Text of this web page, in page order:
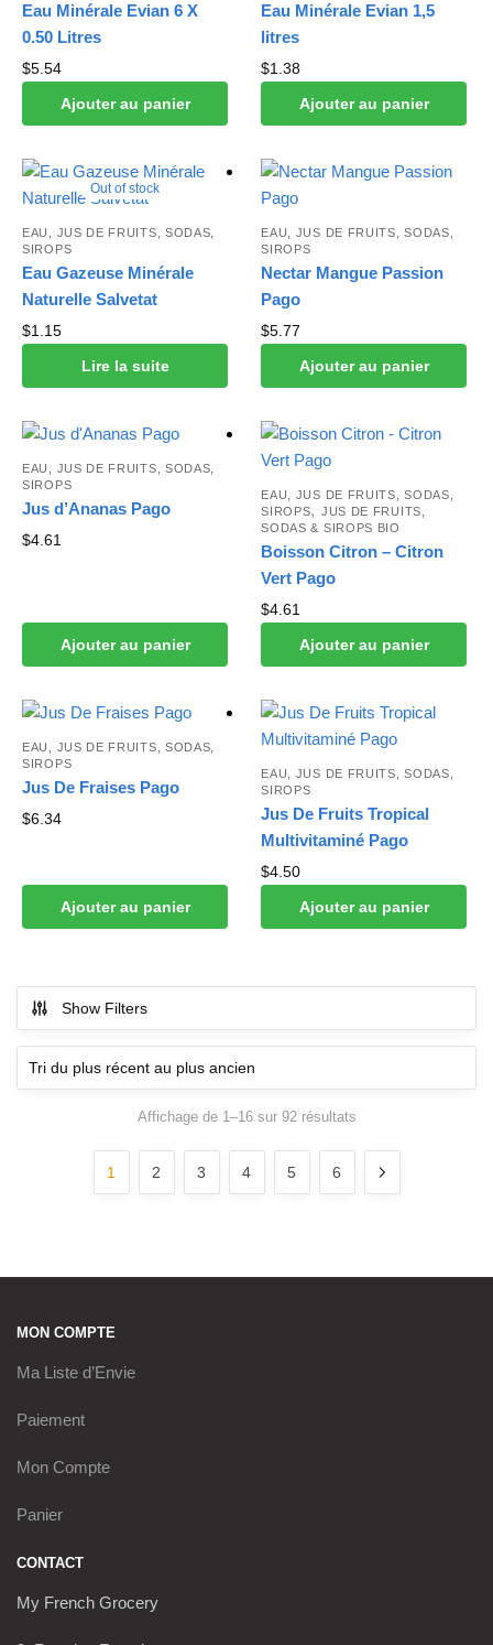
Eau Minérale Evian 6 X
0.50 Litres
$5.54
Ajouter au panier
Eau Minérale Evian 1,5
litres
$1.38
Ajouter au panier
Out of stock
EAU, JUS DE FRUITS, SODAS,
SIROPS
Eau Gazeuse Minérale
Naturelle Salvetat
$1.15
Lire la suite
EAU, JUS DE FRUITS, SODAS,
SIROPS
Nectar Mangue Passion
Pago
$5.77
Ajouter au panier
EAU, JUS DE FRUITS, SODAS,
SIROPS
Jus d’Ananas Pago
$4.61
Ajouter au panier
EAU, JUS DE FRUITS, SODAS,
SIROPS, JUS DE FRUITS,
SODAS & SIROPS BIO
Boisson Citron – Citron
Vert Pago
$4.61
Ajouter au panier
EAU, JUS DE FRUITS, SODAS,
SIROPS
Jus De Fraises Pago
$6.34
Ajouter au panier
EAU, JUS DE FRUITS, SODAS,
SIROPS
Jus De Fruits Tropical
Multivitaminé Pago
$4.50
Ajouter au panier
Show Filters
Affichage de 1–16 sur 92 résultats
1 2 3 4 5 6
MON COMPTE
Ma Liste d’Envie
Paiement
Mon Compte
Panier
CONTACT
My French Grocery